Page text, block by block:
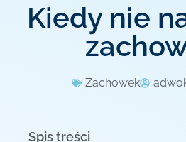
Kiedy nie
Zachowek
Spis treści